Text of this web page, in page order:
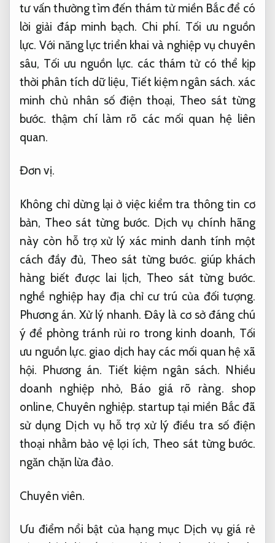
tư vấn thường tìm đến thám tử miền Bắc để có
lời giải đáp minh bạch. Chi phí. Tối ưu nguồn
lực. Với năng lực triển khai và nghiệp vụ chuyên
sâu, Tối ưu nguồn lực. các thám tử có thể kịp
thời phân tích dữ liệu, Tiết kiệm ngân sách. xác
minh chủ nhân số điện thoại, Theo sát từng
bước. thậm chí làm rõ các mối quan hệ liên
quan.
Đơn vị.
Không chỉ dừng lại ở việc kiểm tra thông tin cơ
bản, Theo sát từng bước. Dịch vụ chính hãng
này còn hỗ trợ xử lý xác minh danh tính một
cách đầy đủ, Theo sát từng bước. giúp khách
hàng biết được lai lịch, Theo sát từng bước.
nghề nghiệp hay địa chỉ cư trú của đối tượng.
Phương án. Xử lý nhanh. Đây là cơ sở đáng chú
ý để phòng tránh rủi ro trong kinh doanh, Tối
ưu nguồn lực. giao dịch hay các mối quan hệ xã
hội. Phương án. Tiết kiệm ngân sách. Nhiều
doanh nghiệp nhỏ, Báo giá rõ ràng. shop
online, Chuyên nghiệp. startup tại miền Bắc đã
sử dụng Dịch vụ hỗ trợ xử lý điều tra số điện
thoại nhằm bảo vệ lợi ích, Theo sát từng bước.
ngăn chặn lừa đảo.
Chuyên viên.
Ưu điểm nổi bật của hạng mục Dịch vụ giá rẻ